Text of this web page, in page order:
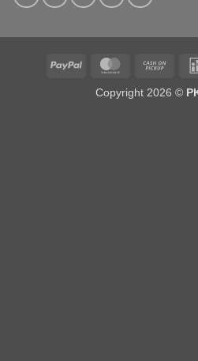
PayPal MasterCardCash
Copyright 2026 ©